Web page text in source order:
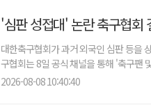
'심판 성접대' 논란 축구협
대한축구협회가 과거 외국인 심판 등을
구협회는 8일 공식 채널을 통해 '축구팬
2026-08-08 10:40:40